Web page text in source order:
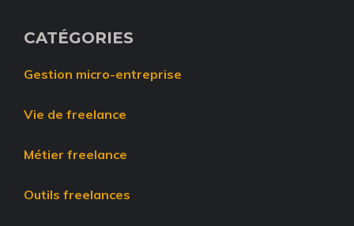
CATÉGORIES
Gestion micro-entreprise
Vie de freelance
Métier freelance
Outils freelances